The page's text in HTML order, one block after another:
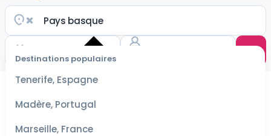
Destinations populaires
Tenerife, Espagne
Madère, Portugal
Marseille, France
Choisir
les
pour les
tarifs